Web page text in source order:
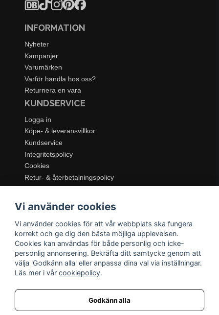
INFORMATION
Nyheter
Kampanjer
Varumärken
Varför handla hos oss?
Returnera en vara
KUNDSERVICE
Logga in
Köpe- & leveransvillkor
Kundservice
Integritetspolicy
Cookies
Retur- & återbetalningspolicy
Dukning & Servering
Kök & Matlagning
Belysning
Textil & Mattor
Möbler
Vi använder cookies
Vi använder cookies för att vår webbplats ska fungera
korrekt och ge dig den bästa möjliga upplevelsen.
Cookies kan användas för både personlig och icke-
personlig annonsering. Bekräfta ditt samtycke genom att
välja 'Godkänn alla' eller anpassa dina val via inställningar.
Läs mer i vår cookiepolicy.
Godkänn alla